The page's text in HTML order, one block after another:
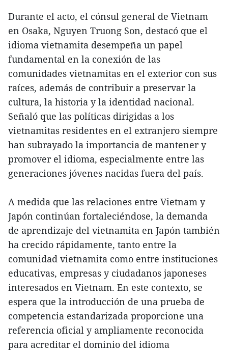
Durante el acto, el cónsul general de Vietnam
en Osaka, Nguyen Truong Son, destacó que el
idioma vietnamita desempeña un papel
fundamental en la conexión de las
comunidades vietnamitas en el exterior con sus
raíces, además de contribuir a preservar la
cultura, la historia y la identidad nacional.
Señaló que las políticas dirigidas a los
vietnamitas residentes en el extranjero siempre
han subrayado la importancia de mantener y
promover el idioma, especialmente entre las
generaciones jóvenes nacidas fuera del país.
A medida que las relaciones entre Vietnam y
Japón continúan fortaleciéndose, la demanda
de aprendizaje del vietnamita en Japón también
ha crecido rápidamente, tanto entre la
comunidad vietnamita como entre instituciones
educativas, empresas y ciudadanos japoneses
interesados en Vietnam. En este contexto, se
espera que la introducción de una prueba de
competencia estandarizada proporcione una
referencia oficial y ampliamente reconocida
para acreditar el dominio del idioma